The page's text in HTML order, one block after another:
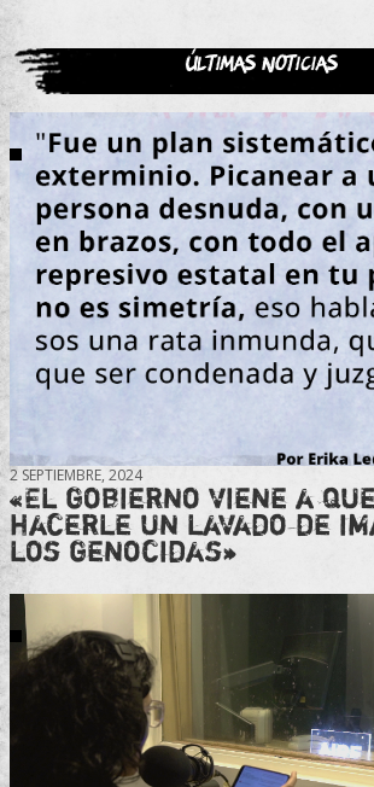
Últimas noticias
2 SEPTIEMBRE, 2024
«El gobierno viene a
hacerle un lavado de
los genocidas»